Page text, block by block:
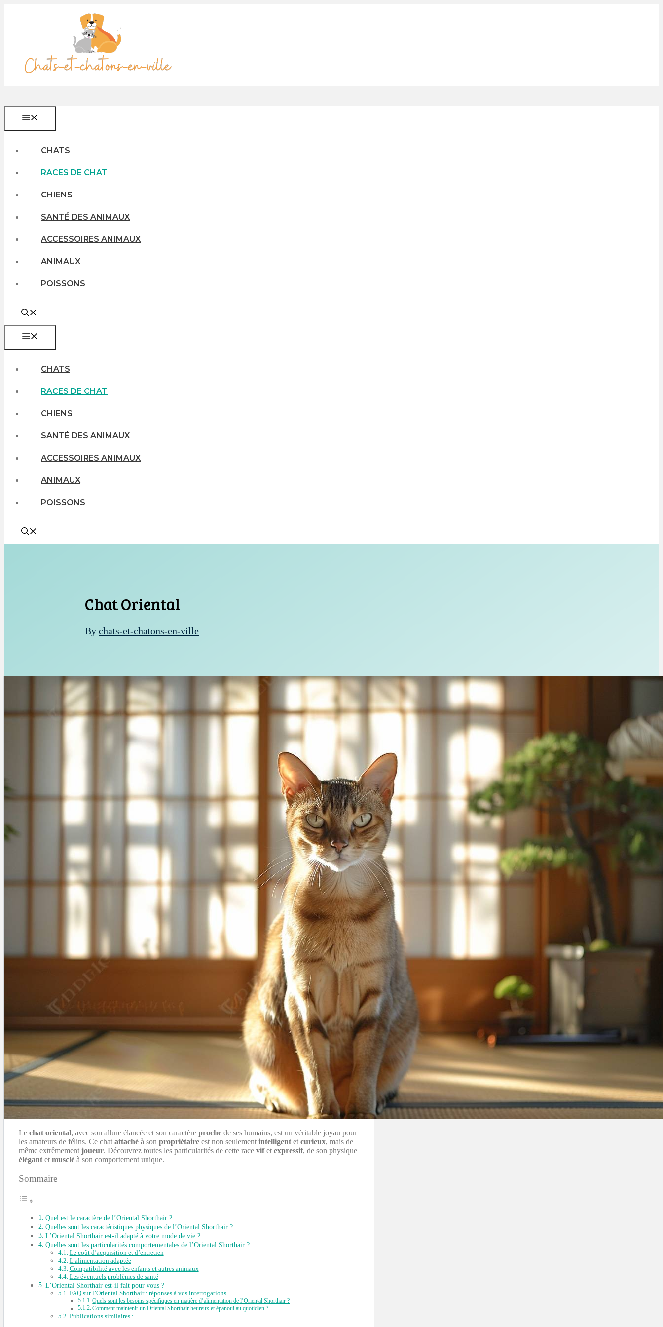
CHATS
RACES DE CHAT
CHIENS
SANTÉ DES ANIMAUX
ACCESSOIRES ANIMAUX
ANIMAUX
POISSONS
CHATS
RACES DE CHAT
CHIENS
SANTÉ DES ANIMAUX
ACCESSOIRES ANIMAUX
ANIMAUX
POISSONS
Chat Oriental
By chats-et-chatons-en-ville
Le chat oriental, avec son allure élancée et son caractère proche de ses humains, est un véritable joyau pour
les amateurs de félins. Ce chat attaché à son propriétaire est non seulement intelligent et curieux, mais de
même extrêmement joueur. Découvrez toutes les particularités de cette race vifet expressif, de son physique
élégant et musclé à son comportement unique.
Sommaire
Quel est le caractère de l’Oriental Shorthair ?
Quelles sont les caractéristiques physiques de l’Oriental Shorthair ?
L’Oriental Shorthair est-il adapté à votre mode de vie ?
Quelles sont les particularités comportementales de l’Oriental Shorthair ?
Le coût d’acquisition et d’entretien
L’alimentation adaptée
Compatibilité avec les enfants et autres animaux
Les éventuels problèmes de santé
L’Oriental Shorthair est-il fait pour vous ?
FAQ sur l’Oriental Shorthair : réponses à vos interrogations
Quels sont les besoins spécifiques en matière d’alimentation de l’Oriental Shorthair ?
Comment maintenir un Oriental Shorthair heureux et épanoui au quotidien ?
Publications similaires :